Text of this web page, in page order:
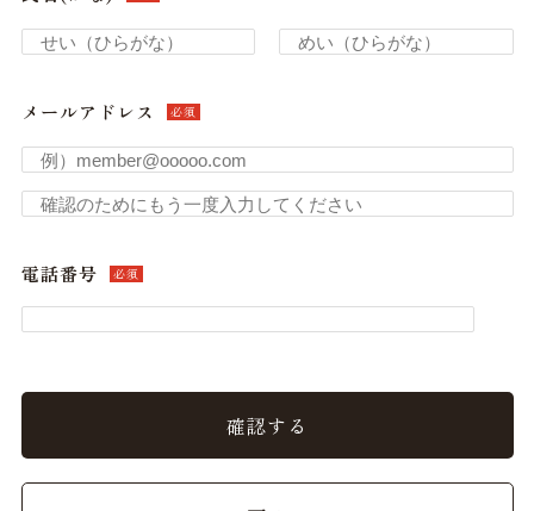
メールアドレス 必須
電話番号 必須
確認する